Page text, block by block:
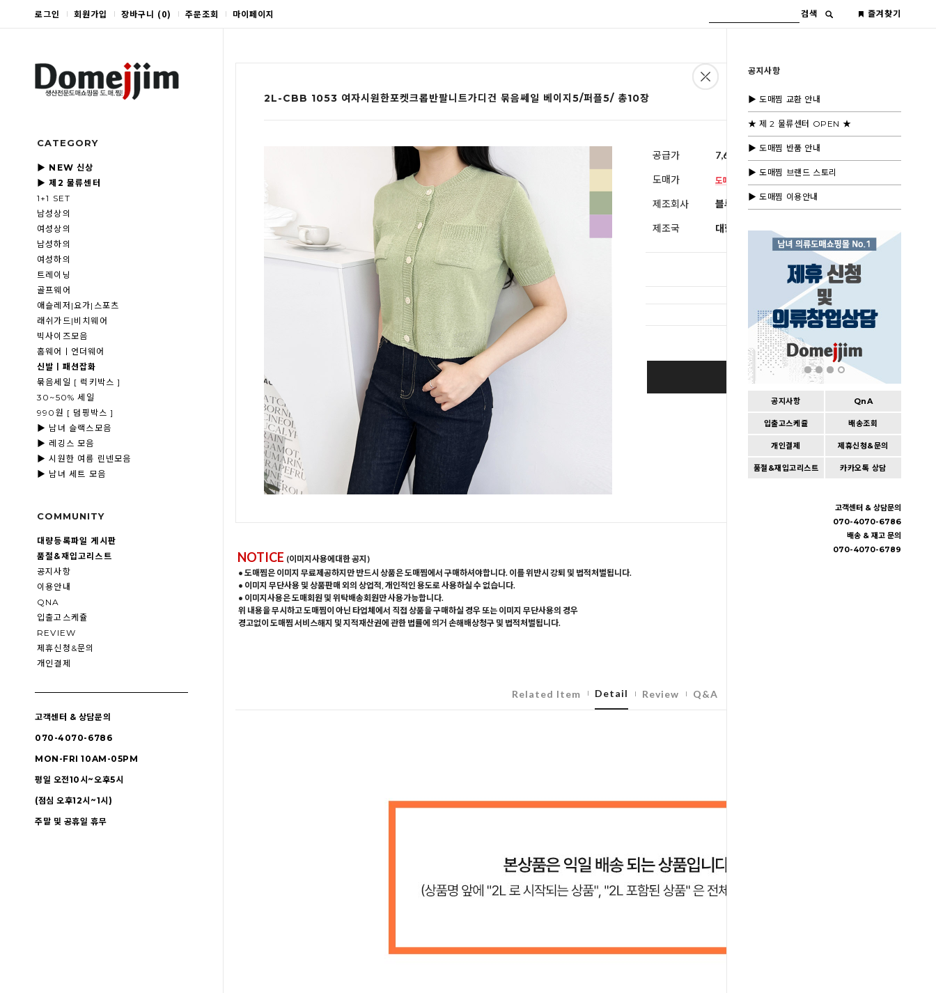
로그인 회원가입 장바구니 (0) 주문조회 마이페이지 검색 즐겨찾기
CATEGORY
▶ NEW 신상
▶ 제2 물류센터
1+1 SET
남성상의
여성상의
남성하의
여성하의
트레이닝
골프웨어
애슬레저|요가|스포츠
래쉬가드|비치웨어
빅사이즈모음
홈웨어ㅣ언더웨어
신발ㅣ패션잡화
묶음세일 [ 럭키박스 ]
30~50% 세일
990원 [ 덤핑박스 ]
▶ 남녀 슬랙스모음
▶ 레깅스 모음
▶ 시원한 여름 린넨모음
▶ 남녀 세트 모음
COMMUNITY
대량등록파일 게시판
품절&재입고리스트
공지사항
이용안내
QNA
입출고스케쥴
REVIEW
제휴신청&문의
개인결제
고객센터 & 상담문의
070-4070-6786
MON-FRI 10AM-05PM
평일 오전10시~오후5시
(점심 오후12시~1시)
주말 및 공휴일 휴무
공지사항
▶ 도매찜 교환 안내
★ 제 2 물류센터 OPEN ★
▶ 도매찜 반품 안내
▶ 도매찜 브랜드 스토리
▶ 도매찜 이용안내
공지사항 QnA
입출고스케쥴 배송조회
개인결제 제휴신청&문의
품절&재입고리스트 카카오톡 상담
고객센터 & 상담문의
070-4070-6786
배송 & 재고 문의
070-4070-6789
2L-CBB 1053 여자시원한포켓크롭반팔니트가디건 묶음쎄일 베이지5/퍼플5/ 총10장
공급가 7,600원 (부가세별도)
도매가
제조회사 블루모드제휴사
제조국 대한민국
BUY IT NOW
NOTICE (이미지사용에대한 공지)
• 도매찜은 이미지 무료제공하지만 반드시 상품은 도매찜에서 구매하셔야합니다. 이를 위반시 강퇴 및 법적처벌됩니다.
• 이미지 무단사용 및 상품판매 외의 상업적, 개인적인 용도로 사용하실 수 없습니다.
• 이미지사용은 도매회원 및 위탁배송회원만 사용가능합니다.
위 내용을 무시하고 도매찜이 아닌 타업체에서 직접 상품을 구매하실 경우 또는 이미지 무단사용의 경우
경고없이 도매찜 서비스해지 및 지적재산권에 관한 법률에 의거 손해배상청구 및 법적처벌됩니다.
Related Item Detail Review Q&A